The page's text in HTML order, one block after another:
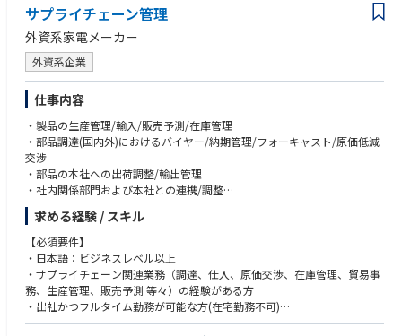
サプライチェーン管理
外資系家電メーカー
外資系企業
仕事内容
・製品の生産管理/輸入/販売予測/在庫管理
・部品調達(国内外)におけるバイヤー/納期管理/フォーキャスト/原価低減
交渉
・部品の本社への出荷調整/輸出管理
・社内関係部門および本社との連携/調整
・物流事務
求める経験 / スキル
【必須要件】
・日本語：ビジネスレベル以上
・サプライチェーン関連業務（調達、仕入、原価交渉、在庫管理、貿易事
務、生産管理、販売予測 等々）の経験がある方
・出社かつフルタイム勤務が可能な方(在宅勤務不可)
・リーダー、主任クラスなど後輩の育成・人材育成のご経験をお持ちの方